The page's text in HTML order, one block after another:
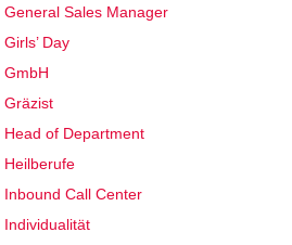
General Sales Manager
Girls’ Day
GmbH
Gräzist
Head of Department
Heilberufe
Inbound Call Center
Individualität